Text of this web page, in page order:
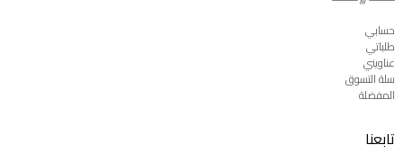
حسابي
طلباتي
عناويني
سلة التسوق
المفضلة
تابعنا